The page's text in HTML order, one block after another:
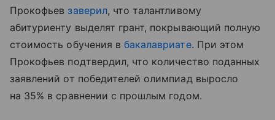
Прокофьев заверил, что талантливому
абитуриенту выделят грант, покрывающий полную
стоимость обучения вбакалавриате. При этом
Прокофьев подтвердил, что количество поданных
заявлений от победителей олимпиад выросло
на 35% в сравнении с прошлым годом.